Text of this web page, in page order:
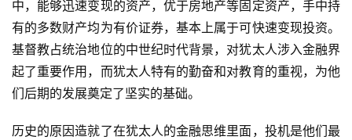
中，能够迅速变现的资产，优于房地产等固定资产，手中持
有的多数财产均为有价证券，基本上属于可快速变现投资。
基督教占统治地位的中世纪时代背景，对犹太人涉入金融界
起了重要作用，而犹太人特有的勤奋和对教育的重视，为他
们后期的发展奠定了坚实的基础。
历史的原因造就了在犹太人的金融思维里面，投机是他们最